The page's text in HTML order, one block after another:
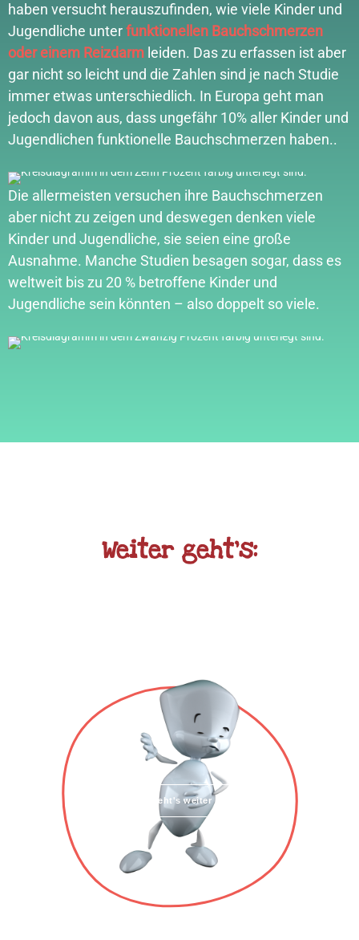
haben versucht herauszufinden, wie viele Kinder und
Jugendliche unterfunktionellen Bauchschmerzen
oder einem Reizdarm leiden. Das zu erfassen ist aber
gar nicht so leicht und die Zahlen sind je nach Studie
immer etwas unterschiedlich. In Europa geht man
jedoch davon aus, dass ungefähr 10% aller Kinder und
Jugendlichen funktionelle Bauchschmerzen haben..
Die allermeisten versuchen ihre Bauchschmerzen
aber nicht zu zeigen und deswegen denken viele
Kinder und Jugendliche, sie seien eine große
Ausnahme. Manche Studien besagen sogar, dass es
weltweit bis zu 20 % betroffene Kinder und
Jugendliche sein könnten – also doppelt so viele.
Weiter geht’s:
Hier geht's weiter